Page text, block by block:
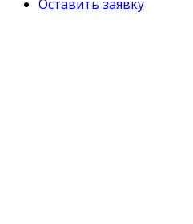
Оставить заявку